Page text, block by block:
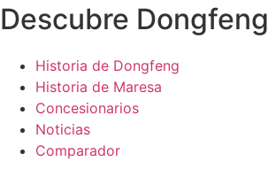
Descubre Dongfeng
Historia de Dongfeng
Historia de Maresa
Concesionarios
Noticias
Comparador